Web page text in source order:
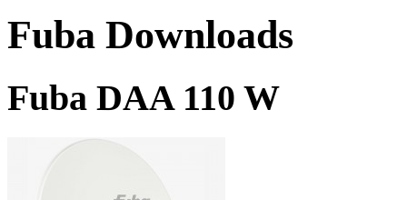
Fuba Downloads
Fuba DAA 110 W